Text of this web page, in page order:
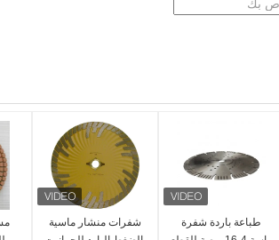
شفرات منشار ماسية
طباعة باردة شفرة